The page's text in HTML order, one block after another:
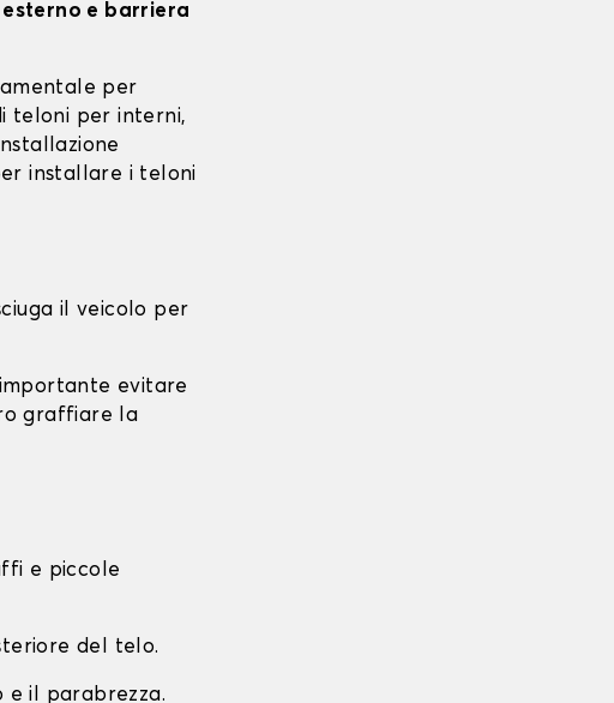
e barriera
per
teloni per interni,
installare i teloni
il veicolo per
evitare
graffiare la
e piccole
del telo.
e il parabrezza.